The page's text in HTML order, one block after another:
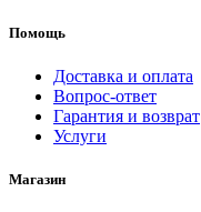
Помощь
Доставка и оплата
Вопрос-ответ
Гарантия и возврат
Услуги
Магазин